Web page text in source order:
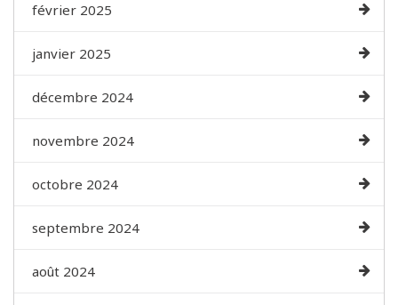
février 2025
janvier 2025
décembre 2024
novembre 2024
octobre 2024
septembre 2024
août 2024